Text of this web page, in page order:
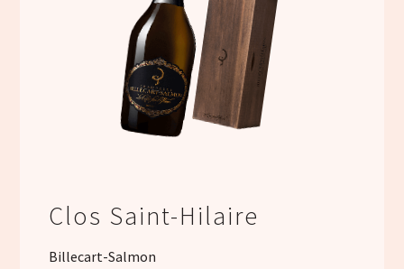
Clos Saint-Hilaire
Billecart-Salmon